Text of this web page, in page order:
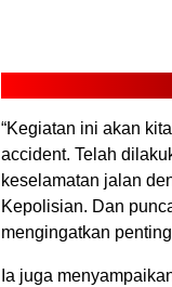
“Kegiatan ini akan
accident. Telah
keselamatan jalan
Kepolisian. Dan
mengingatkan
Ia juga